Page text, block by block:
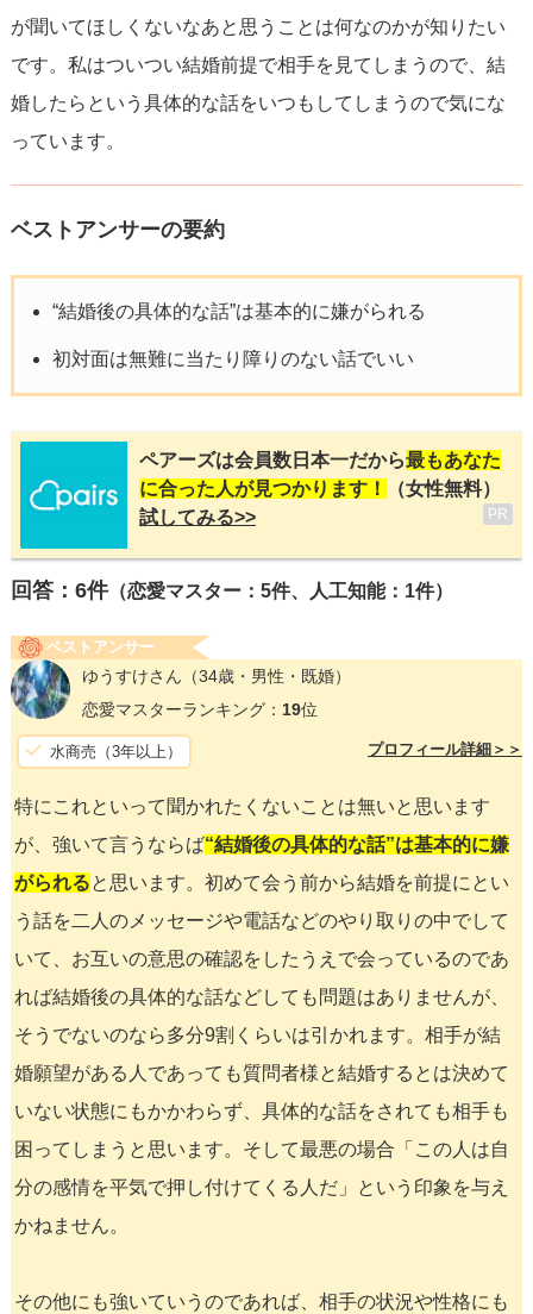
が聞いてほしくないなあと思うことは何なのかが知りたい
です。私はついつい結婚前提で相手を見てしまうので、結
婚したらという具体的な話をいつもしてしまうので気にな
っています。
ベストアンサーの要約
“結婚後の具体的な話”は基本的に嫌がられる
初対面は無難に当たり障りのない話でいい
ペアーズは会員数日本一だから最もあなた
に合った人が見つかります！
（女性無料）
試してみる>>
PR
回答： 6件（恋愛マスター：5件、人工知能：1件）
ベストアンサー
ゆうすけさん （34歳・男性・既婚）
恋愛マスターランキング： 19位
水商売（3年以上） プロフィール詳細＞＞
特にこれといって聞かれたくないことは無いと思います
が、強いて言うならば“結婚後の具体的な話”は基本的に嫌
がられると思います。初めて会う前から結婚を前提にとい
う話を二人のメッセージや電話などのやり取りの中でして
いて、お互いの意思の確認をしたうえで会っているのであ
れば結婚後の具体的な話などしても問題はありませんが、
そうでないのなら多分9割くらいは引かれます。相手が結
婚願望がある人であっても質問者様と結婚するとは決めて
いない状態にもかかわらず、具体的な話をされても相手も
困ってしまうと思います。そして最悪の場合「この人は自
分の感情を平気で押し付けてくる人だ」という印象を与え
かねません。
その他にも強いていうのであれば、相手の状況や性格にも